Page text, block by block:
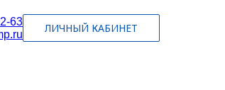
63
ЛИЧНЫЙ КАБИНЕТ